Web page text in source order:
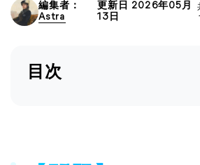
編集者：
Astra
更新日 2026年05月
13日
目次